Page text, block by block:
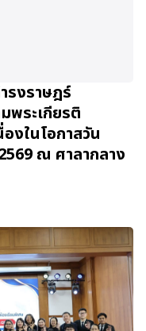
รงราษฎร์
พระเกียรติ
งในโอกาสวัน
ณ ศาลากลาง